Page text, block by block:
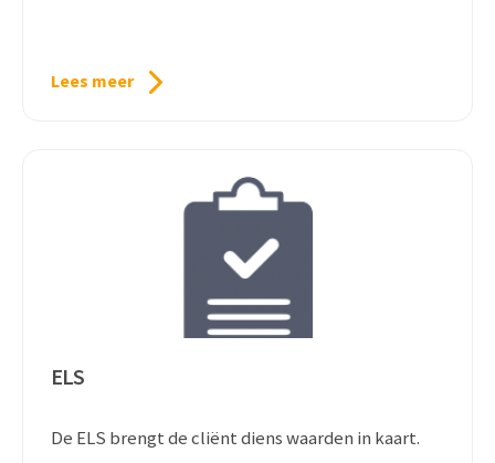
Lees meer
ELS
De ELS brengt de cliënt diens waarden in kaart.